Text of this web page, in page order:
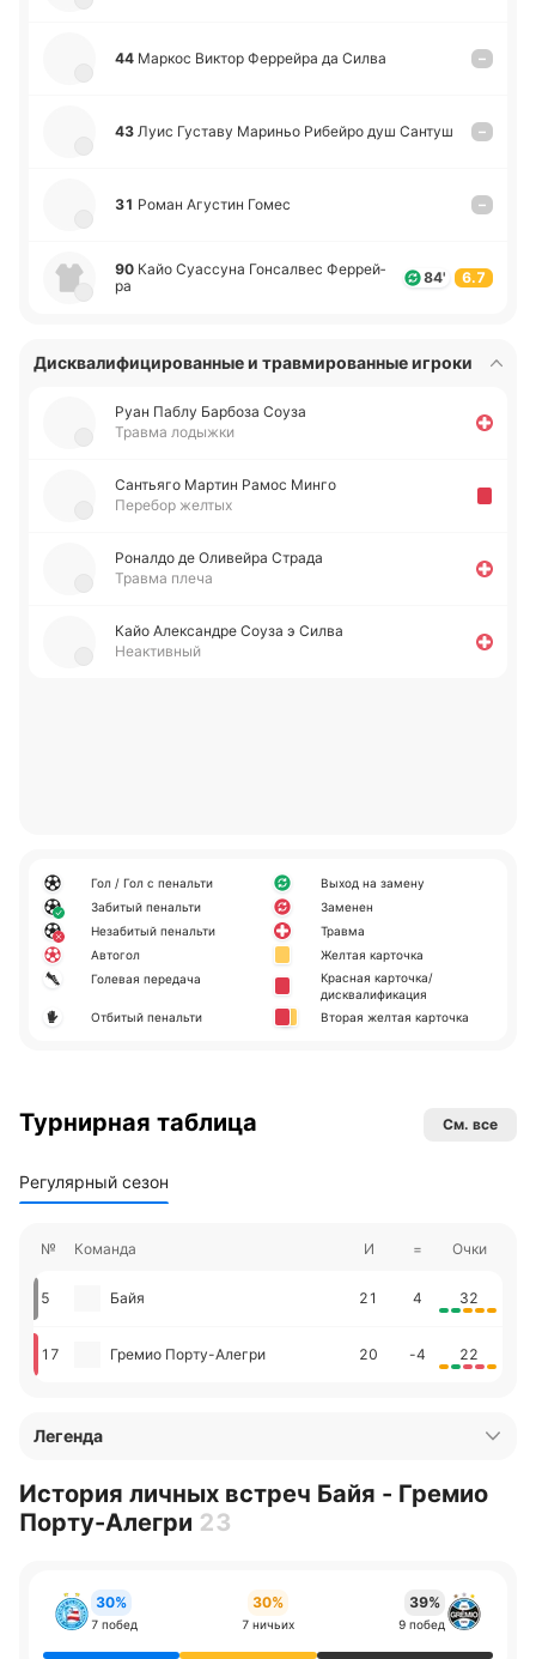
44 Маркос Виктор Фе­ррей­ра да Силва –
43 Луис Гу­ста­ву Ма­ри­ньо Ри­бей­ро душ Сантуш –
31 Роман Агу­стин Гомес –
90 Кайо Суа­ссу­на Го­нса­лвес Фе­ррей­
ра
84' 6.7
Дисквалифицированные и травмированные игроки
Руан Паблу Ба­рбо­за Соуза
Травма лодыжки
Са­нтья­го Мартин Рамос Минго
Перебор желтых
Ро­на­лдо де Оли­вей­ра Страда
Травма плеча
Кайо Але­кса­ндре Соуза э Силва
Неактивный
Гол / Гол с пенальти
Забитый пенальти
Незабитый пенальти
Автогол
Голевая передача
Отбитый пенальти
Выход на замену
Заменен
Травма
Желтая карточка
Красная карточка/
дисквалификация
Вторая желтая карточка
Турнирная таблица См. все
Регулярный сезон
№ Команда И = Очки
5 Байя 21 4 32
17 Гремио Порту-Алегри 20 -4 22
Легенда
История личных встреч Байя - Гремио
Порту-Алегри 23
30%
7 побед
30%
7 ничьих
39%
9 побед